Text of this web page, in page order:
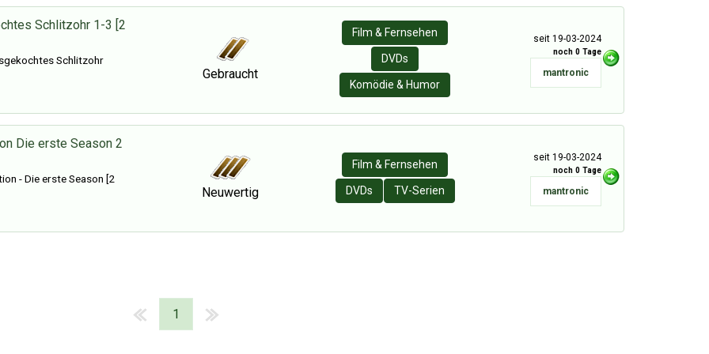
Schlitzohr 1-3 [2
Schlitzohr
Gebraucht
Film & Fernsehen
DVDs
Komödie & Humor
seit 19-03-2024
noch 0 Tage
mantronic
Die erste Season 2
- Die erste Season [2
Neuwertig
Film & Fernsehen
DVDs TV-Serien
seit 19-03-2024
noch 0 Tage
mantronic
1